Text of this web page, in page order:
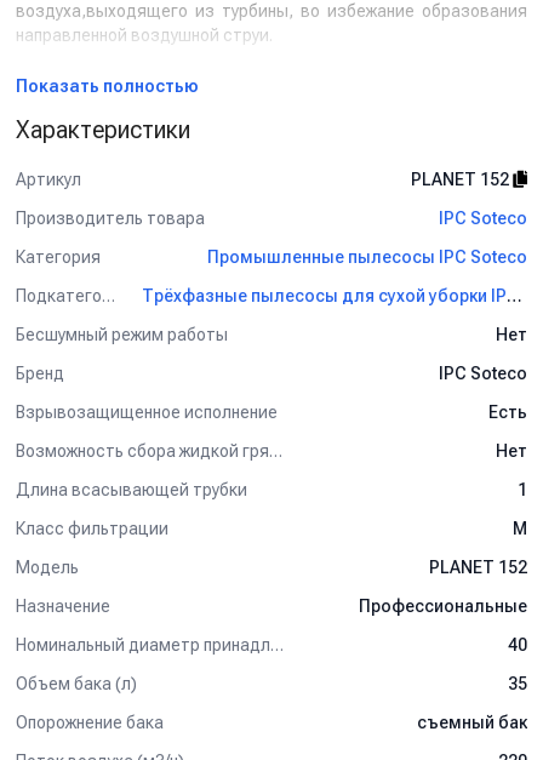
воздуха,выходящего из турбины, во избежание образования
направленной воздушной струи.
высокий ресурс работы аппарата.
* Наличие удобного в использовании фильтра-корзины с
обеспечивает легкий доступ к фильтру для его осмотра или
многоразового полиэстрового фильтра. Очистка
(встряхивание) фильтра осуществляется с помощью ручного
* Мусоросборный бак и корпус выполнены из нержавеющей
стали,со съемной верхней частью.
* Снабженными тормозом для удобства при работе.
* Съемный металлический мусоросборник.
* Пластиковые противоударные колеса, устойчивые к высоким
* Ударопрочная платформа оберегает от повреждений как сам
аппарат, так и стены, предметы оборудования и обстановки.
* Тележка с колёсами и удобной ручкой обеспечивает
всасывающего шланга и насадок, которые приобретаются
отдельно, в зависимости от характера предстоящих работ. С
диаметром 36 мм -40 мм, на выбор.
Показать полностью
Характеристики
Артикул
PLANET 152
Производитель товара
IPC Soteco
Категория
Промышленные пылесосы IPC Soteco
Подкатегория
Трёхфазные пылесосы для сухой уборки IPC Soteco
Бесшумный режим работы
Нет
Бренд
IPC Soteco
Взрывозащищенное исполнение
Есть
Возможность сбора жидкой грязи
Нет
Длина всасывающей трубки
1
Класс фильтрации
M
Модель
PLANET 152
Назначение
Профессиональные
Номинальный диаметр принадлежностей, мм
40
Объем бака (л)
35
Опорожнение бака
съемный бак